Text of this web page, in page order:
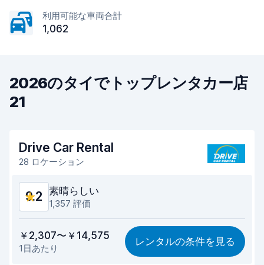
利用可能な車両合計
1,062
2026のタイでトップレンタカー店
21
Drive Car Rental
28 ロケーション
9.2 素晴らしい
1,357 評価
9.2
見つけやすさ 9.1
￥2,307〜￥14,575
1日あたり
レンタルの条件を見る